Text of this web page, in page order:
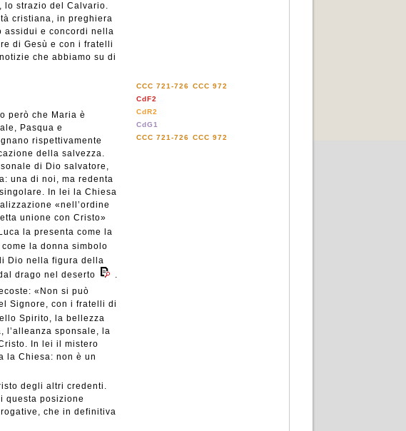
lo strazio del Calvario.
cristiana, in preghiera
assidui e concordi nella
di Gesù e con i fratelli
che abbiamo su di
però che Maria è
Pasqua e
rispettivamente
della salvezza.
di Dio salvatore,
una di noi, ma redenta
In lei la Chiesa
«nell’ordine
unione con Cristo»
la presenta come la
la donna simbolo
Dio nella figura della
drago nel deserto
.
«Non si può
Signore, con i fratelli di
Spirito, la bellezza
l’alleanza sponsale, la
In lei il mistero
la Chiesa: non è un
degli altri credenti.
questa posizione
che in definitiva
CCC 721-726 CCC 972
CdF2
CdR2
CdG1
CCC 721-726 CCC 972